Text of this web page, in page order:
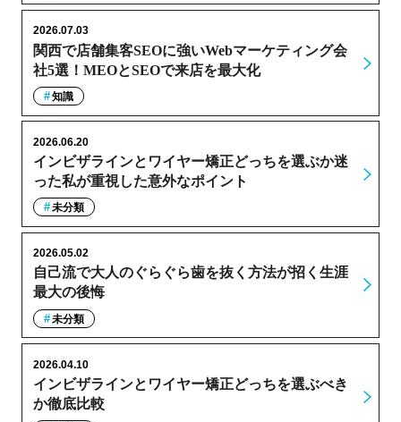
関西で店舗集客SEOに強いWebマーケティング会
社5選！MEOとSEOで来店を最大化
2026.07.03
知識
インビザラインとワイヤー矯正どっちを選ぶか迷
った私が重視した意外なポイント
2026.06.20
未分類
自己流で大人のぐらぐら歯を抜く方法が招く生涯
最大の後悔
2026.05.02
未分類
インビザラインとワイヤー矯正どっちを選ぶべき
か徹底比較
2026.04.10